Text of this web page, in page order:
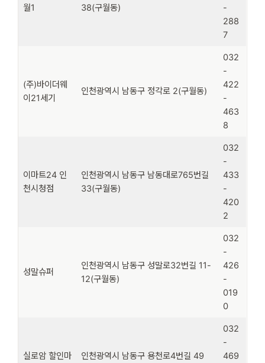
월1
38(구월동)
-
288
7
(주)바이더웨
이21세기
인천광역시 남동구 정각로 2(구월동)
032
-
422
-
463
8
이마트24 인
천시청점
인천광역시 남동구 남동대로765번길
33(구월동)
032
-
433
-
420
2
성말슈퍼
인천광역시 남동구 성말로32번길 11-
12(구월동)
032
-
426
-
019
0
실로암 할인마
인천광역시 남동구 용천로4번길 49
032
-
469